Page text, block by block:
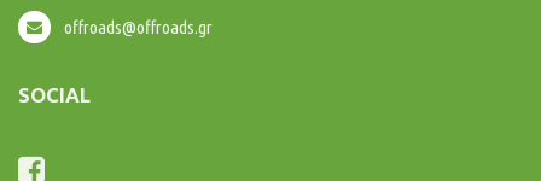
offroads@offroads.gr
SOCIAL